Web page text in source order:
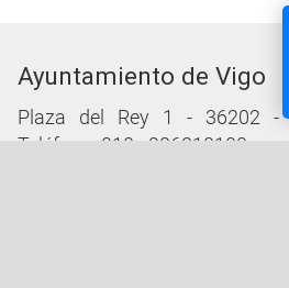
Ayuntamiento de Vigo
Plaza del Rey 1 - 36202 -
Teléfono: 010 - 986810100